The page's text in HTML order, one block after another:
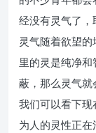
经没有灵气了
灵气随着欲望
里的灵是纯净
蔽，那么灵气就
我们可以看下
为人的灵性正